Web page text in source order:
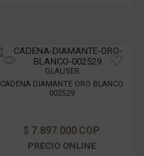
GLAUSER
CADENA DIAMANTE ORO BLANCO
002529
$ 7.897.000 COP
PRECIO ONLINE